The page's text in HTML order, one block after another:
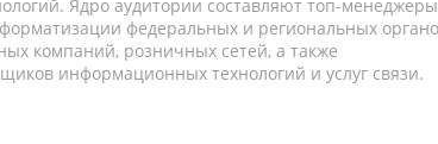
Ядро аудитории составляют топ-
федеральных и региональных
компаний, розничных сетей, а также
информационных технологий и услуг связи.